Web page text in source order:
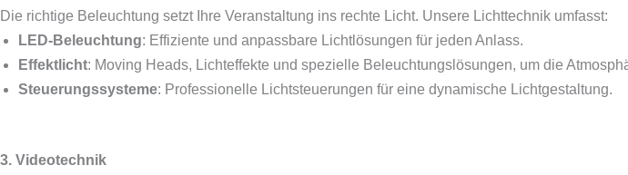
Die richtige Beleuchtung setzt Ihre Veranstaltung ins rechte Licht. Unsere Lichttechnik umfasst:
LED-Beleuchtung: Effiziente und anpassbare Lichtlösungen für jeden Anlass.
Effektlicht: Moving Heads, Lichteffekte und spezielle Beleuchtungslösungen, um die
Steuerungssysteme: Professionelle Lichtsteuerungen für eine dynamische Lichtgestaltung.
3. Videotechnik